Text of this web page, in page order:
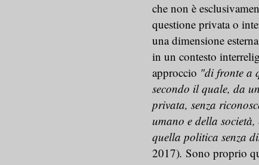
che non è
questione privata o
una dimensione
in un contesto
approccio "di fronte a
secondo il quale, da
privata, senza
umano e della
quella politica senza
2017). Sono proprio